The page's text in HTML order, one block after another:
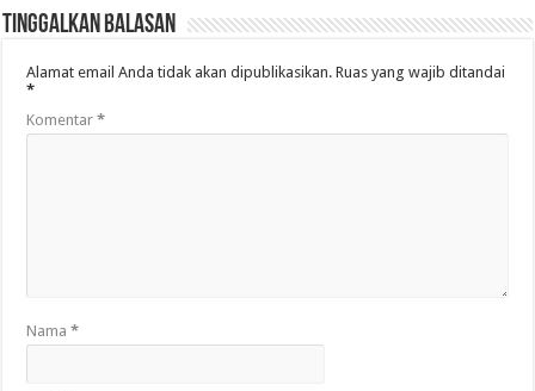
Tinggalkan Balasan
Alamat email Anda tidak akan dipublikasikan. Ruas yang wajib ditandai
*
Komentar*
Nama*